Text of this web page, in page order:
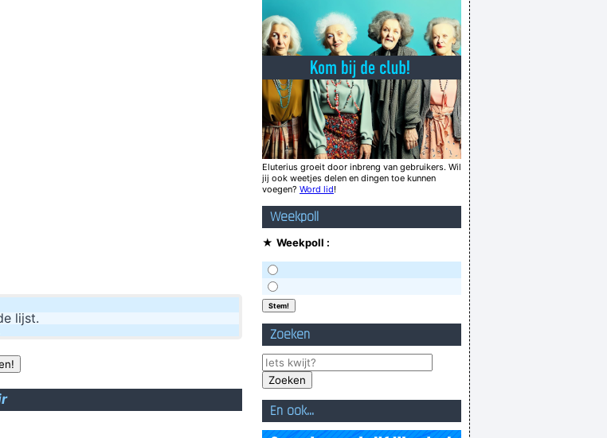
competitie, kan giechelen als een meisje en tegelijk hoesten als een verstokte rocker
zonder pijn en die stomme moeheid , terug het leven weer kunnen invliegen zou zalig zijn !!!!!
Guuuuhhh... mon copain Henri
zet er iets onder.... "banaan" of zo
Zooofff, what the hell was that, oops, seems to have been my life, can I have another one?
Vroeger, toen wikipedia nog geloofwaardig was, ...
I'm not as think as you stoned I am
U zoekt de naaktfoto´s van Macy Gray?
stank voor zit eentje just van een onderbroek bracht je
van dit fles-achtig object dan ook iets te maken met hetgene wat op het label vermeld wordt?
aandacht schenkt wanneer ik aan het woord ben... HALLO!? IK HEB HET TEGEN JULLIE!!'
Verknoei je tijd op een nuttige manier!
Geej se lèllike voel hod!
lijst.
Eluterius groeit door inbreng van gebruikers. Wil
jij ook weetjes delen en dingen toe kunnen
voegen? Word lid!
Weekpoll
★ Weekpoll :
Zoeken
En ook...